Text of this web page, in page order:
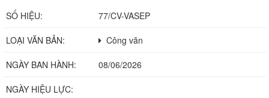
SỐ HIỆU: 77/CV-VASEP
LOẠI VĂN BẢN: Công văn
NGÀY BAN HÀNH: 08/06/2026
NGÀY HIỆU LỰC: